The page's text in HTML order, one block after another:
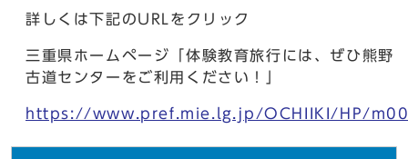
詳しくは下記のURLをクリック
三重県ホームページ「体験教育旅行には、ぜひ熊野
古道センターをご利用ください！」
https://www.pref.mie.lg.jp/OCHIIKI/HP/